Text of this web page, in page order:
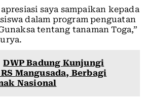
saya sampaikan kepada
dalam program penguatan
tentang tanaman Toga,”
DWP Badung Kunjungi
Mangusada, Berbagi
Nasional